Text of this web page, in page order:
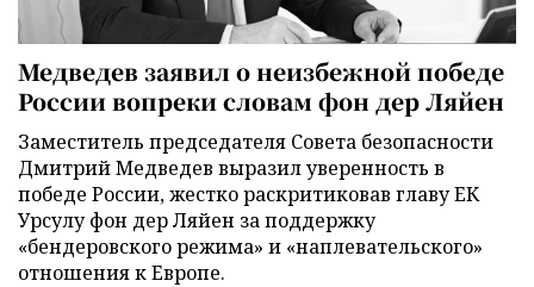
Медведев заявил о неизбежной победе
России вопреки словам фон дер Ляйен
Заместитель председателя Совета безопасности
Дмитрий Медведев выразил уверенность в
победе России, жестко раскритиковав главу ЕК
Урсулу фон дер Ляйен за поддержку
«бендеровского режима» и «наплевательского»
отношения к Европе.